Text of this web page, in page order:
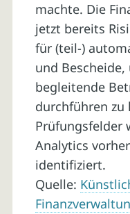
machte. Die
jetzt bereits
für (teil-)
und
begleitende
durchführen zu
Prüfungsfelder
Analytics
identifiziert.
Quelle: